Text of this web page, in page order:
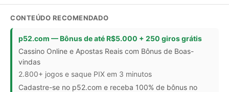
CONTEÚDO RECOMENDADO
p52.com — Bônus de até R$5.000 + 250 giros grátis
Cassino Online e Apostas Reais com Bônus de Boas-
vindas
2.800+ jogos e saque PIX em 3 minutos
Cadastre-se no p52.com e receba 100% de bônus no